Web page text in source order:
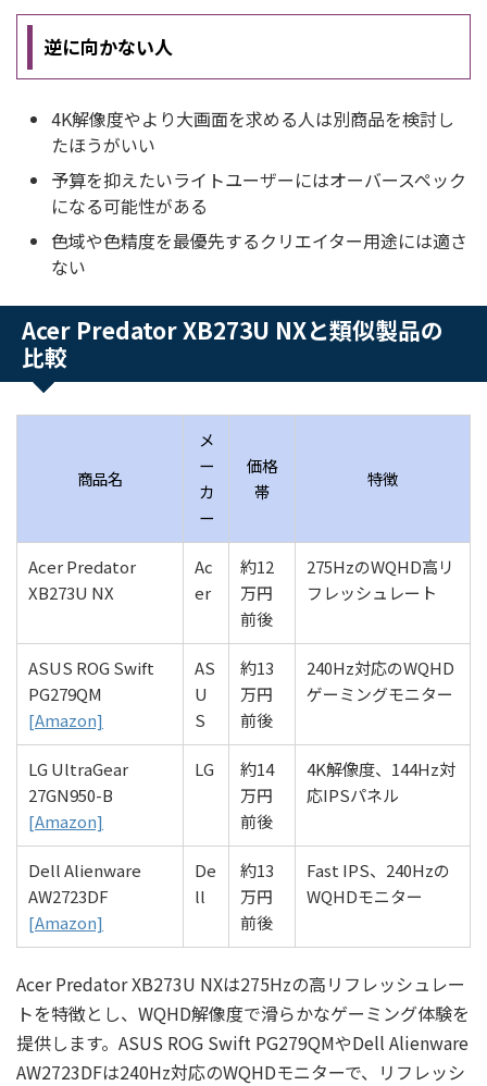
逆に向かない人
4K解像度やより大画面を求める人は別商品を検討し
たほうがいい
予算を抑えたいライトユーザーにはオーバースペック
になる可能性がある
色域や色精度を最優先するクリエイター用途には適さ
ない
Acer Predator XB273U NXと類似製品の
比較
商品名
メ
ー
カ
ー
価格
帯
特徴
Acer Predator
XB273U NX
Ac
er
約12
万円
前後
275HzのWQHD高リ
フレッシュレート
ASUS ROG Swift
PG279QM
[Amazon]
AS
U
S
約13
万円
前後
240Hz対応のWQHD
ゲーミングモニター
LG UltraGear
27GN950-B
[Amazon]
LG
約14
万円
前後
4K解像度、144Hz対
応IPSパネル
Dell Alienware
AW2723DF
[Amazon]
De
ll
約13
万円
前後
Fast IPS、240Hzの
WQHDモニター
Acer Predator XB273U NXは275Hzの高リフレッシュレー
トを特徴とし、WQHD解像度で滑らかなゲーミング体験を
提供します。ASUS ROG Swift PG279QMやDell Alienware
AW2723DFは240Hz対応のWQHDモニターで、リフレッシ